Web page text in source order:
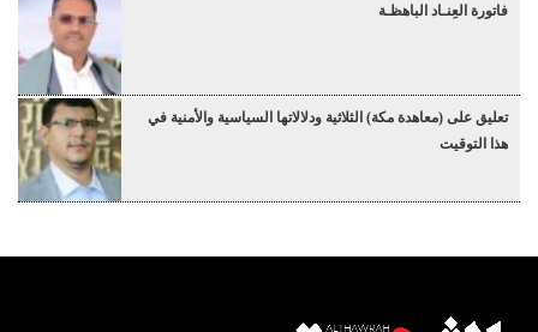
فاتورة العِنـاد الباهظـة
تعليق على (معاهدة مكة) الثلاثية ودلالاتها السياسية والأمنية في
هذا التوقيت